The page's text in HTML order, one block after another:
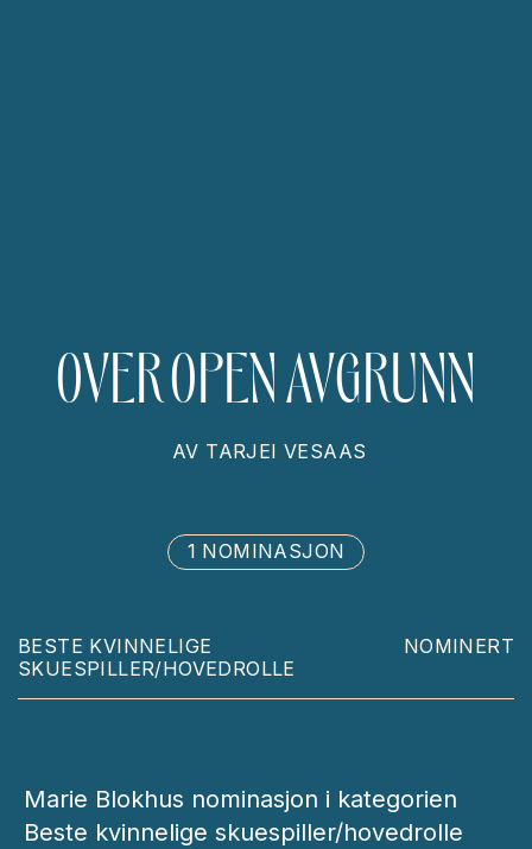
OVER OPEN AVGRUNN
AV TARJEI VESAAS
1 NOMINASJON
BESTE KVINNELIGE
SKUESPILLER/HOVEDROLLE
NOMINERT
Marie Blokhus nominasjon i kategorien
Beste kvinnelige skuespiller/hovedrolle